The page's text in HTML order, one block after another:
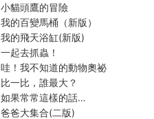
小貓頭鷹的冒險
我的百變馬桶（新版）
我的飛天浴缸(新版)
一起去抓蟲！
哇！我不知道的動物奧祕
比一比，誰最大？
如果常常這樣的話…
爸爸大集合(二版)